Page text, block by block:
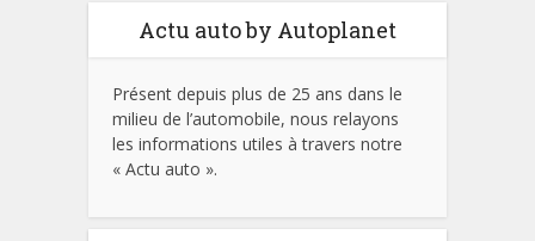
Actu auto by Autoplanet
Présent depuis plus de 25 ans dans le
milieu de l’automobile, nous relayons
les informations utiles à travers notre
« Actu auto ».